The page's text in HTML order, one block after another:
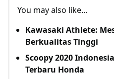
You may also like...
Kawasaki Athlete:
Berkualitas Tinggi
Scoopy 2020
Terbaru Honda